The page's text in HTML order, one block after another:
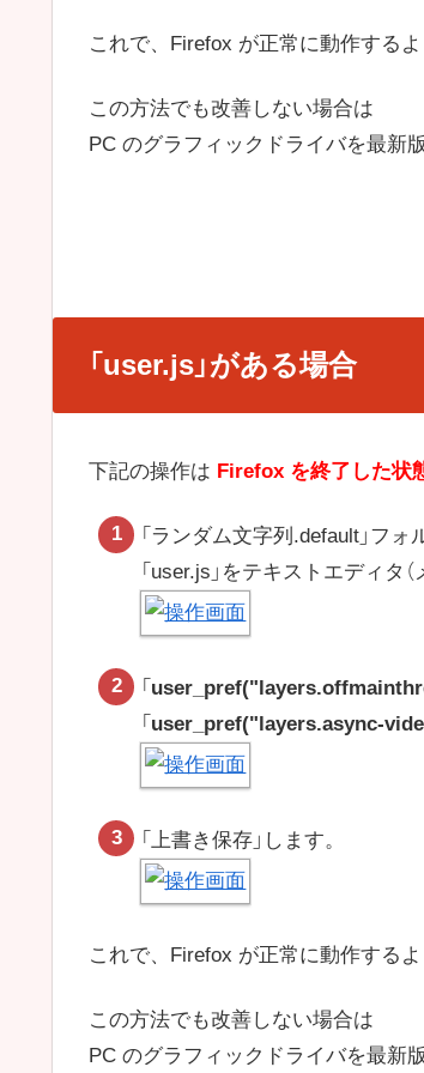
これで、Firefox が正常に動作するよ
この方法でも改善しない場合は
PC のグラフィックドライバを最新
「user.js」がある場合
下記の操作は Firefox を終了した状
「ランダム文字列.default」フォ
「user.js」をテキストエディタ
「
「 user_pref("layers.async-
「上書き保存」します。
これで、Firefox が正常に動作するよ
この方法でも改善しない場合は
PC のグラフィックドライバを最新